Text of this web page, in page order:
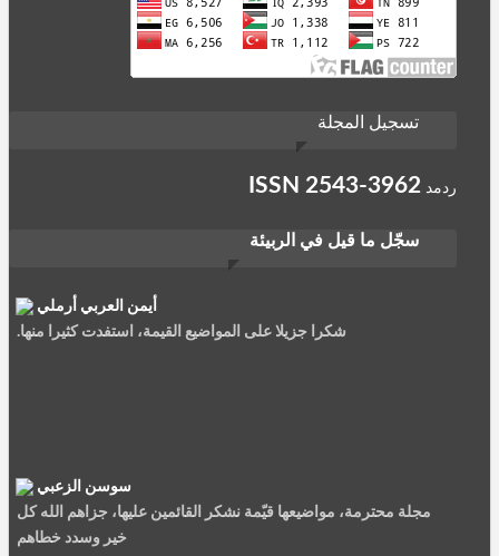
تسجيل المجلة
ردمد ISSN 2543-3962
سجّل ما قيل في الربيئة
أيمن العربي أرملي
شكرا جزيلا على المواضيع القيمة، استفدت كثيرا منها.
سوسن الزعبي
مجلة محترمة، مواضيعها قيّمة نشكر القائمين عليها، جزاهم الله كل
خير وسدد خطاهم